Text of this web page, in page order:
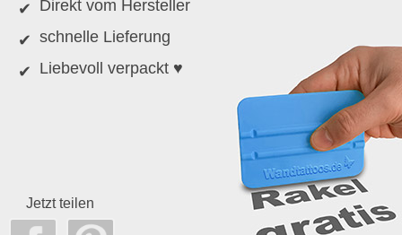
Direkt vom Hersteller
schnelle Lieferung
Liebevoll verpackt ♥
Jetzt teilen